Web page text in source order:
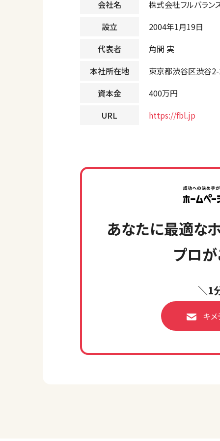
会社名
株式会社フルバラン
設立
2004年1月19日
代表者
角間 実
本社所在地
東京都渋谷区渋谷
資本金
400万円
URL
https://fbl.jp
あなたに最適な
プロが
＼1
キ